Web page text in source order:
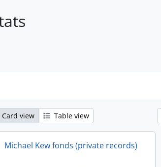
Card view Table view
Michael Kew fonds (private records)